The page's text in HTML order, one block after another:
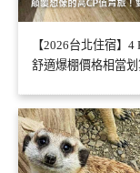
【2026台北住宿】
舒適爆棚價格相當